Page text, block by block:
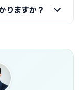
べき要点まで準
査通過・契約後
りますか？
安です。信用保
段階審査のた
創業スケジュール
です。